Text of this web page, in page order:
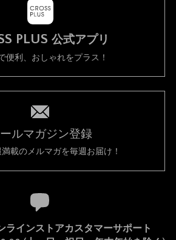
PLUS 公式アプリ
便利、おしゃれをプラス！
ルマガジン登録
載のメルマガを毎週お届け！
ラインストアカスタマーサポート